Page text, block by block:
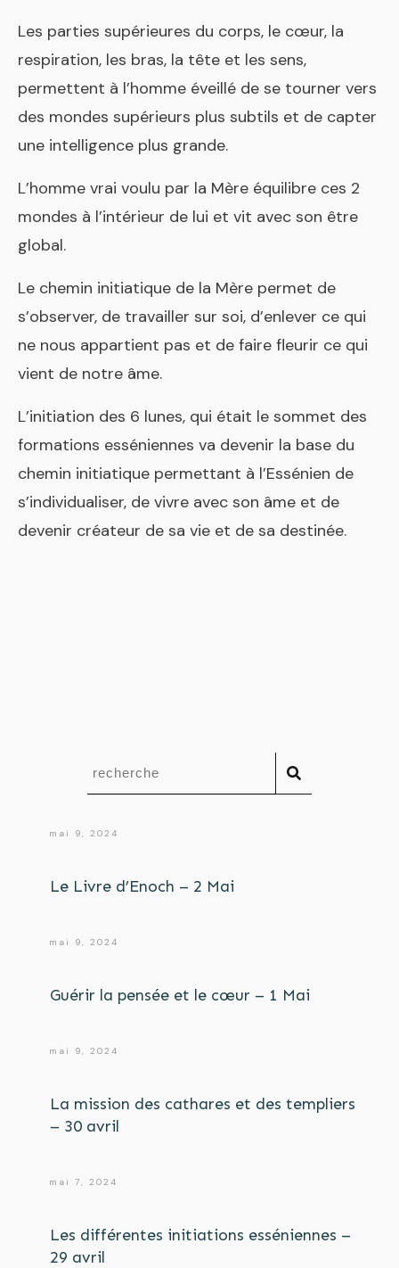
Les parties supérieures du corps, le cœur, la
respiration, les bras, la tête et les sens,
permettent à l’homme éveillé de se tourner vers
des mondes supérieurs plus subtils et de capter
une intelligence plus grande.
L’homme vrai voulu par la Mère équilibre ces 2
mondes à l’intérieur de lui et vit avec son être
global.
Le chemin initiatique de la Mère permet de
s’observer, de travailler sur soi, d’enlever ce qui
ne nous appartient pas et de faire fleurir ce qui
vient de notre âme.
L’initiation des 6 lunes, qui était le sommet des
formations esséniennes va devenir la base du
chemin initiatique permettant à l’Essénien de
s’individualiser, de vivre avec son âme et de
devenir créateur de sa vie et de sa destinée.
mai 9, 2024
Le Livre d’Enoch – 2 Mai
mai 9, 2024
Guérir la pensée et le cœur – 1 Mai
mai 9, 2024
La mission des cathares et des templiers
– 30 avril
mai 7, 2024
Les différentes initiations esséniennes –
29 avril